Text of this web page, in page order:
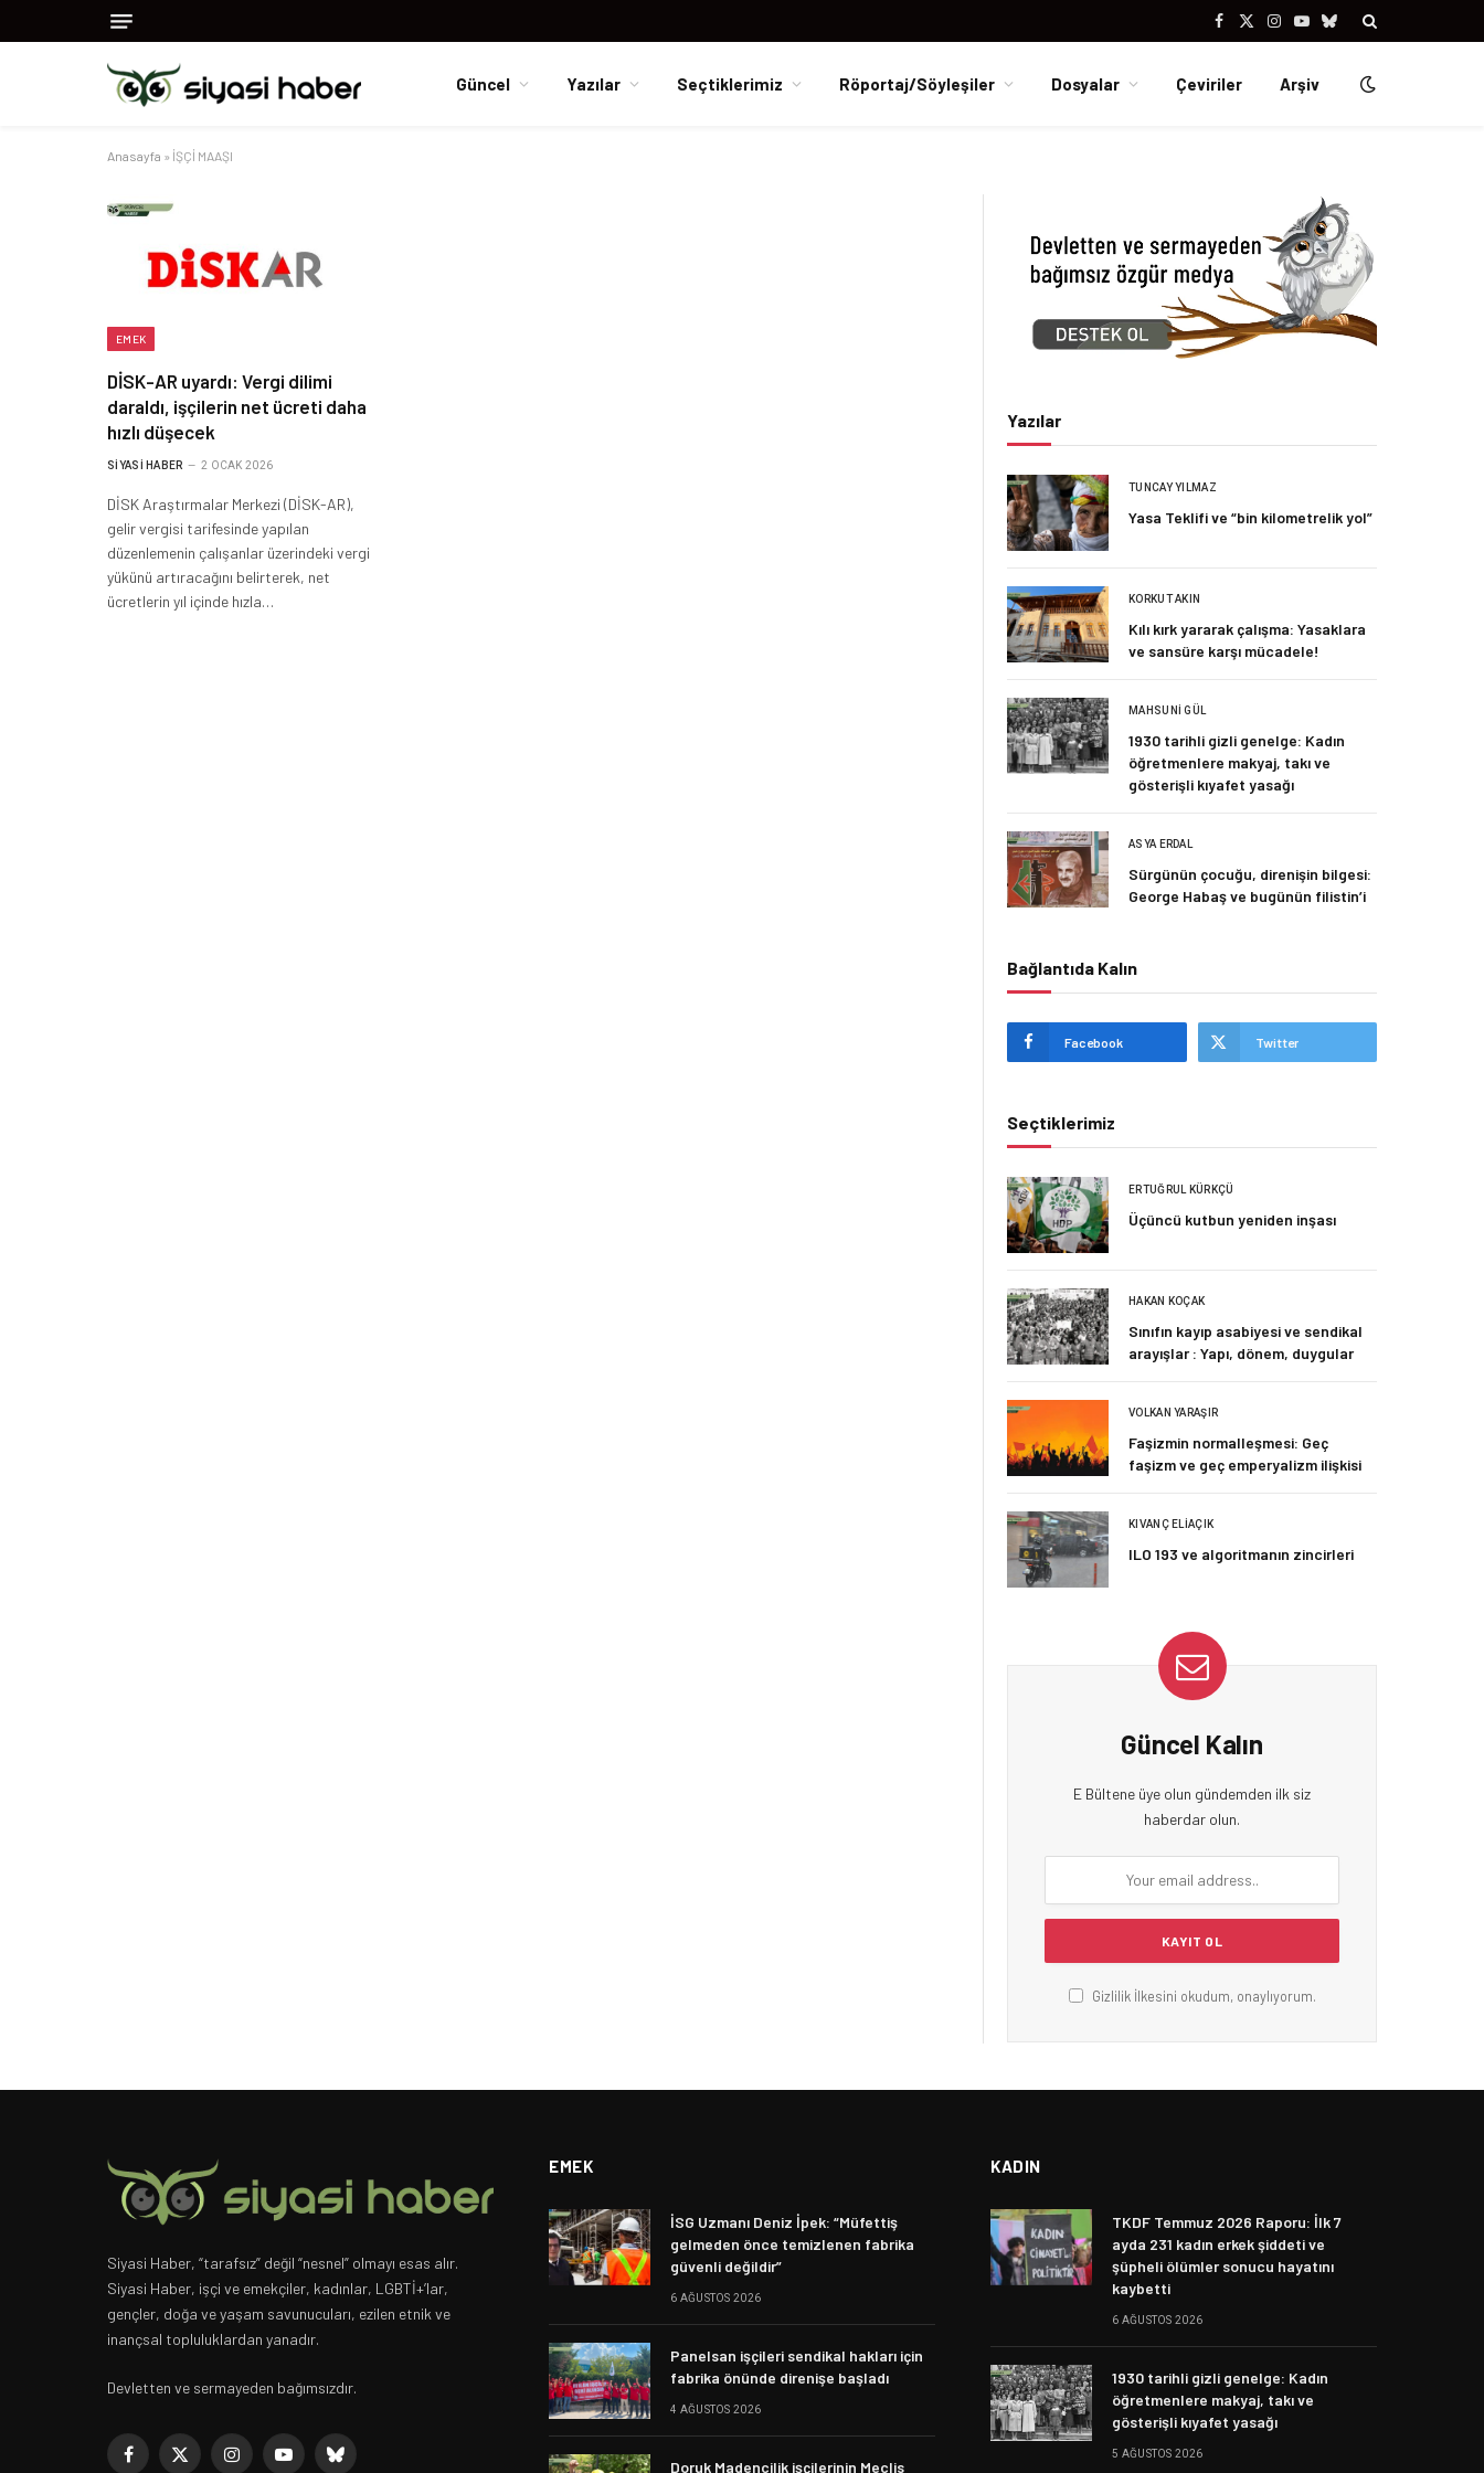
Facebook
X
Instagram
YouTubeBluesky
Güncel Yazılar Seçtiklerimiz Röportaj/Söyleşiler Dosyalar Çeviriler Arşiv
Anasayfa » İŞÇİ MAAŞI
EMEK
DİSK-AR uyardı: Vergi dilimi
daraldı, işçilerin net ücreti daha
hızlı düşecek
SIYASI HABER 2 OCAK 2026
DİSK Araştırmalar Merkezi (DİSK-AR),
gelir vergisi tarifesinde yapılan
düzenlemenin çalışanlar üzerindeki vergi
yükünü artıracağını belirterek, net
ücretlerin yıl içinde hızla…
Yazılar
TUNCAY YILMAZ
Yasa Teklifi ve “bin kilometrelik yol”
KORKUT AKIN
Kılı kırk yararak çalışma: Yasaklara
ve sansüre karşı mücadele!
MAHSUNI GÜL
1930 tarihli gizli genelge: Kadın
öğretmenlere makyaj, takı ve
gösterişli kıyafet yasağı
ASYA ERDAL
Sürgünün çocuğu, direnişin bilgesi:
George Habaş ve bugünün filistin’i
Bağlantıda Kalın
Facebook Twitter
Seçtiklerimiz
ERTUĞRUL KÜRKÇÜ
Üçüncü kutbun yeniden inşası
HAKAN KOÇAK
Sınıfın kayıp asabiyesi ve sendikal
arayışlar : Yapı, dönem, duygular
VOLKAN YARAŞIR
Faşizmin normalleşmesi: Geç
faşizm ve geç emperyalizm ilişkisi
KIVANÇ ELIAÇIK
ILO 193 ve algoritmanın zincirleri
Güncel Kalın
E Bültene üye olun gündemden ilk siz
haberdar olun.
Gizlilik İlkesini okudum, onaylıyorum.
Siyasi Haber, “tarafsız” değil “nesnel” olmayı esas alır.
Siyasi Haber, işçi ve emekçiler, kadınlar, LGBTİ+’lar,
gençler, doğa ve yaşam savunucuları, ezilen etnik ve
inançsal topluluklardan yanadır.
Devletten ve sermayeden bağımsızdır.
Facebook
X InstagramYouTubeBluesky
EMEK
İSG Uzmanı Deniz İpek: “Müfettiş
gelmeden önce temizlenen fabrika
güvenli değildir”
6 AĞUSTOS 2026
Panelsan işçileri sendikal hakları için
fabrika önünde direnişe başladı
4 AĞUSTOS 2026
Doruk Madencilik işçilerinin Meclis
KADIN
TKDF Temmuz 2026 Raporu: İlk 7
ayda 231 kadın erkek şiddeti ve
şüpheli ölümler sonucu hayatını
kaybetti
6 AĞUSTOS 2026
1930 tarihli gizli genelge: Kadın
öğretmenlere makyaj, takı ve
gösterişli kıyafet yasağı
5 AĞUSTOS 2026